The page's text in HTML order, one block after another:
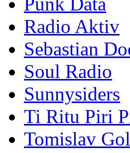
Radio Aktiv
Sebastian
Soul Radio
Sunnysiders
Ti Ritu Piri
Tomislav